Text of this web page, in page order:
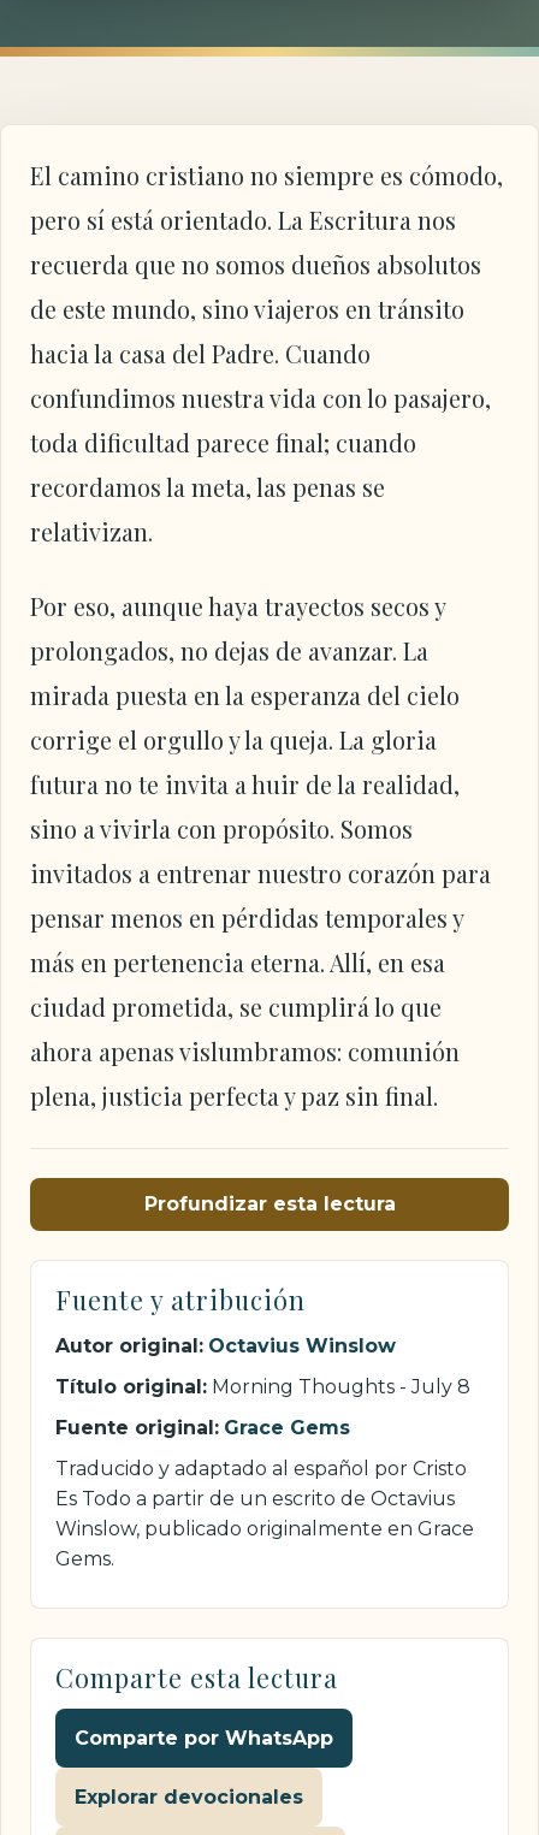
El camino cristiano no siempre es cómodo,
pero sí está orientado. La Escritura nos
recuerda que no somos dueños absolutos
de este mundo, sino viajeros en tránsito
hacia la casa del Padre. Cuando
confundimos nuestra vida con lo pasajero,
toda dificultad parece final; cuando
recordamos la meta, las penas se
relativizan.
Por eso, aunque haya trayectos secos y
prolongados, no dejas de avanzar. La
mirada puesta en la esperanza del cielo
corrige el orgullo y la queja. La gloria
futura no te invita a huir de la realidad,
sino a vivirla con propósito. Somos
invitados a entrenar nuestro corazón para
pensar menos en pérdidas temporales y
más en pertenencia eterna. Allí, en esa
ciudad prometida, se cumplirá lo que
ahora apenas vislumbramos: comunión
plena, justicia perfecta y paz sin final.
Profundizar esta lectura
Fuente y atribución
Autor original: Octavius Winslow
Título original: Morning Thoughts - July 8
Fuente original: Grace Gems
Traducido y adaptado al español por Cristo
Es Todo a partir de un escrito de Octavius
Winslow, publicado originalmente en Grace
Gems.
Comparte esta lectura
Comparte por WhatsApp
Explorar devocionales